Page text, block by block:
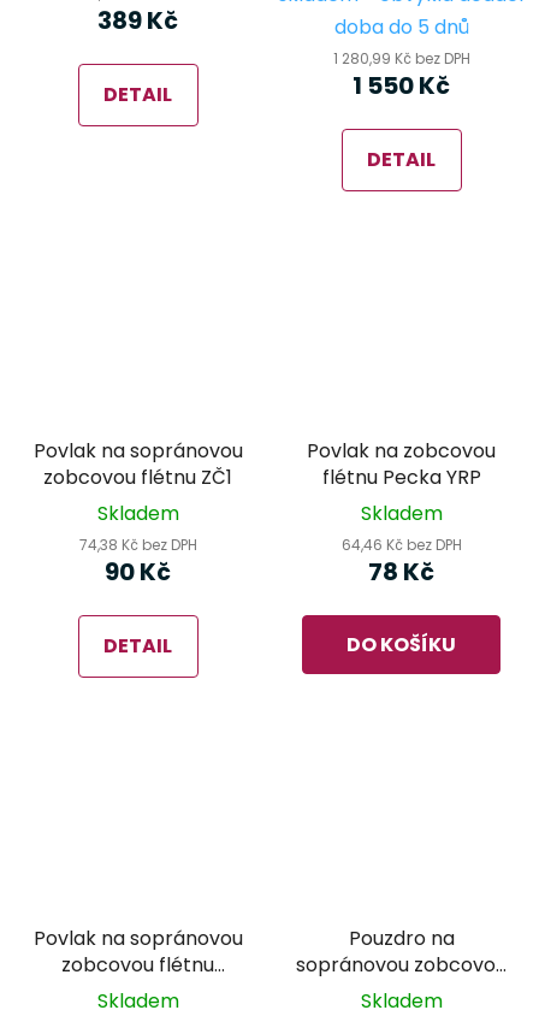
389 Kč
DETAIL
doba do 5 dnů
1 280,99 Kč bez DPH
1 550 Kč
DETAIL
Povlak na sopránovou
zobcovou flétnu ZČ1
Skladem
74,38 Kč bez DPH
90 Kč
DETAIL
Povlak na zobcovou
flétnu Pecka YRP
Skladem
64,46 Kč bez DPH
78 Kč
DO KOŠÍKU
Povlak na sopránovou
zobcovou flétnu
Audiana
Skladem
Pouzdro na
sopránovou zobcovou
flétnu - Šiba FS15
Skladem